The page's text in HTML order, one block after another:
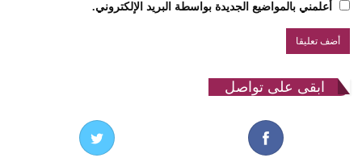
أعلمني بالمواضيع الجديدة بواسطة البريد الإلكتروني.
ابقى على تواصل